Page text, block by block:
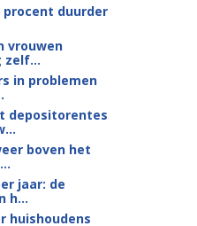
procent duurder
vrouwen
zelf...
in problemen
depositorentes
boven het
jaar: de
h...
huishoudens